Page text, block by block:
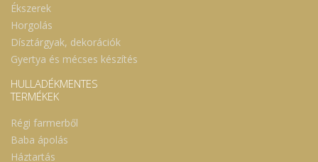
Ékszerek
Horgolás
Dísztárgyak, dekorációk
Gyertya és mécses készítés
HULLADÉKMENTES
TERMÉKEK
Régi farmerből
Baba ápolás
Háztartás